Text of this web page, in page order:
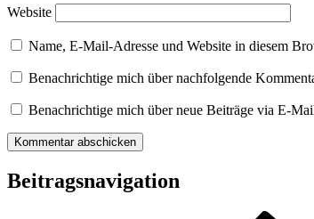
Website
Name, E-Mail-Adresse und Website in diesem
Benachrichtige mich über nachfolgende
Benachrichtige mich über neue Beiträge via E-
Beitragsnavigation